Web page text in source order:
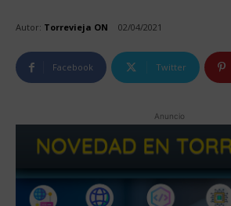
Autor: Torrevieja ON 02/04/2021
Facebook Twitter
Anuncio